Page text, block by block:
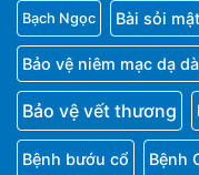
Bạch Ngọc Bài sỏi mật
Bảo vệ niêm mạc dạ
Bảo vệ vết thương
Bệnh bướu cổ Bệnh